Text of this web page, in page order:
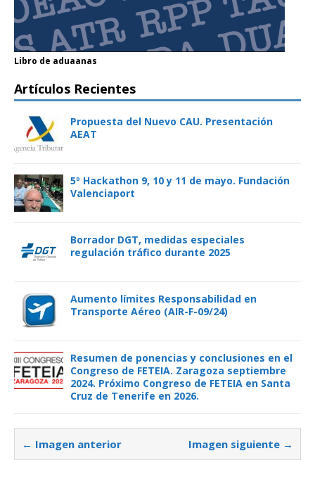
Libro de aduaanas
Artículos Recientes
Propuesta del Nuevo CAU. Presentación
AEAT
5º Hackathon 9, 10 y 11 de mayo. Fundación
Valenciaport
Borrador DGT, medidas especiales
regulación tráfico durante 2025
Aumento límites Responsabilidad en
Transporte Aéreo (AIR-F-09/24)
Resumen de ponencias y conclusiones en el
Congreso de FETEIA. Zaragoza septiembre
2024. Próximo Congreso de FETEIA en Santa
Cruz de Tenerife en 2026.
← Imagen anterior Imagen siguiente →